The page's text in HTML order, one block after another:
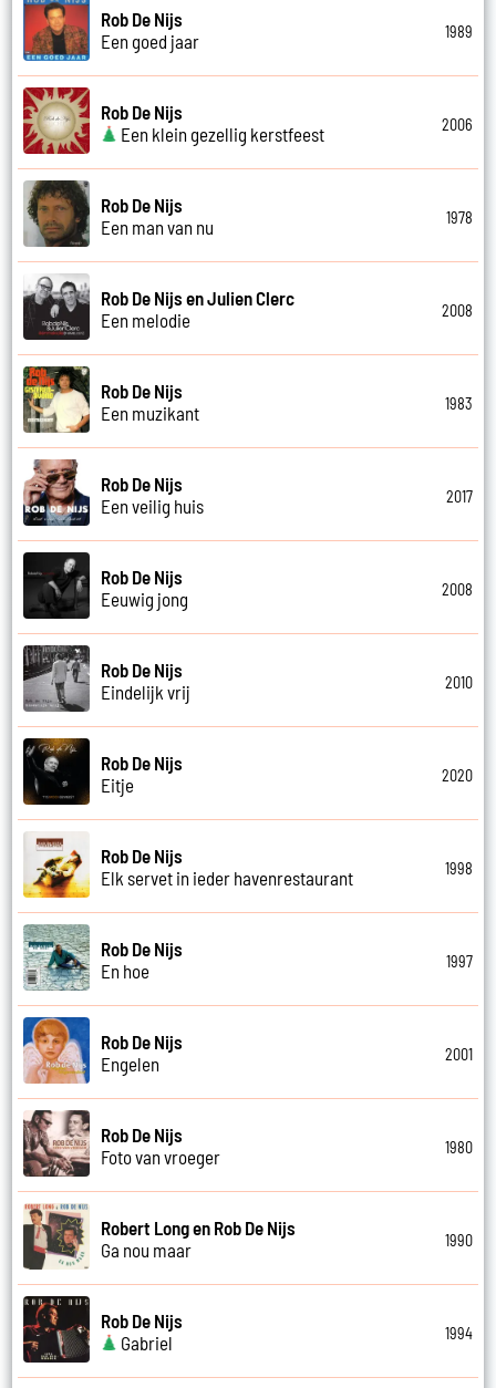
Rob De Nijs
Een goed jaar
1989
Rob De Nijs
Een klein gezellig kerstfeest
2006
Rob De Nijs
Een man van nu
1978
Rob De Nijs en Julien Clerc
Een melodie
2008
Rob De Nijs
Een muzikant
1983
Rob De Nijs
Een veilig huis
2017
Rob De Nijs
Eeuwig jong
2008
Rob De Nijs
Eindelijk vrij
2010
Rob De Nijs
Eitje
2020
Rob De Nijs
Elk servet in ieder havenrestaurant
1998
Rob De Nijs
En hoe
1997
Rob De Nijs
Engelen
2001
Rob De Nijs
Foto van vroeger
1980
Robert Long en Rob De Nijs
Ga nou maar
1990
Rob De Nijs
Gabriel
1994